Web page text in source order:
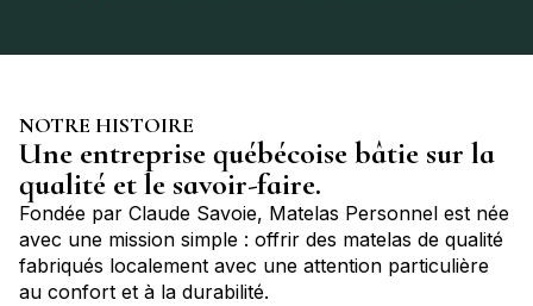
NOTRE HISTOIRE
Une entreprise québécoise bâtie sur la
qualité et le savoir-faire.
Fondée par Claude Savoie, Matelas Personnel est née
avec une mission simple : offrir des matelas de qualité
fabriqués localement avec une attention particulière
au confort et à la durabilité.